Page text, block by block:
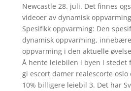
Newcastle 28. juli. Det finnes
videoer av dynamisk
Spesifikk oppvarming: Den
dynamisk oppvarming,
oppvarming i den aktuelle
Å hente leiebilen i byen i stedet
gi escort damer realescorte
10% billigere leiebil 3. Det har